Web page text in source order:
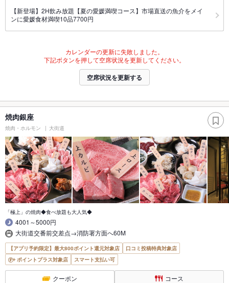
【新登場】2H飲み放題【夏の愛媛満喫コース】市場直送の魚介をメイ
ンに愛媛食材満喫10品7700円
カレンダーの更新に失敗しました。
下記ボタンを押して空席状況を更新してください。
空席状況を更新する
焼肉銀座
焼肉・ホルモン 大街道
「極上」の焼肉◆食べ放題も大人気◆
4001～5000円
大街道交番前交差点→消防署方面へ60M
【アプリ予約限定】最大800ポイント還元対象店
口コミ投稿特典対象店
ポイントプラス対象店
スマート支払い可
クーポン コース